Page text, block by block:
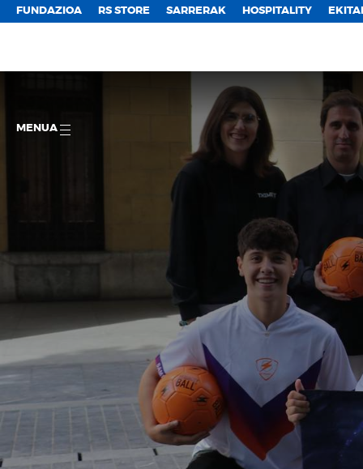
FUNDAZIOA RS STORE SARRERAK HOSPITALITY
MENUA